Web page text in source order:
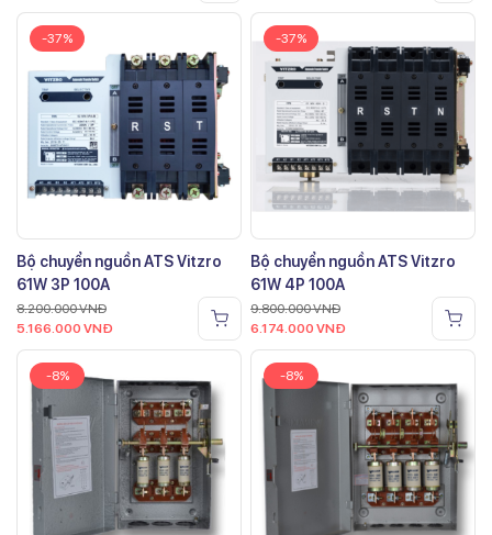
-37%
Bộ chuyển nguồn ATS Vitzro
61W 3P 100A
8.200.000VNĐ
5.166.000 VNĐ
-37%
Bộ chuyển nguồn ATS Vitzro
61W 4P 100A
9.800.000VNĐ
6.174.000 VNĐ
-8% -8%